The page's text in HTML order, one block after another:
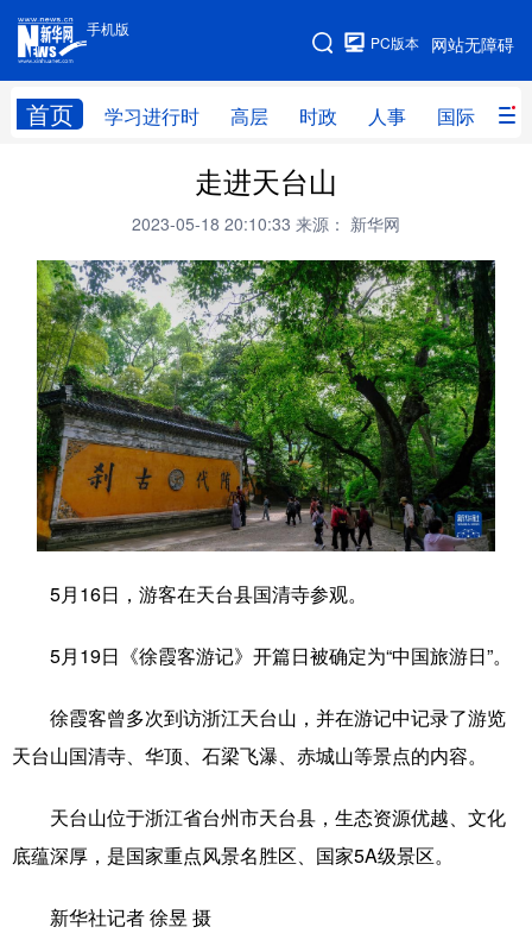
手机版
网站无障碍
PC版本
首页 学习进行时 高层 时政 人事 国际 财
手机版
网站地图
高层 时政
财经 网评
台湾 思客智库 全球连线 教育
科技 科创 量子 体育
文化 书画 健康 军事
访谈 视频 图片 政务
法律 中央文件 金融 汽车
食品 人居 信息化 数字经济
公益 一带一路 亚太网 上市公司
地方频道
北京 天津
走进天台山
2023-05-18 20:10:33 来源： 新华网
5月16日，游客在天台县国清寺参观。
5月19日《徐霞客游记》开篇日被确定为“中国旅游日”。
徐霞客曾多次到访浙江天台山，并在游记中记录了游览
天台山国清寺、华顶、石梁飞瀑、赤城山等景点的内容。
天台山位于浙江省台州市天台县，生态资源优越、文化
底蕴深厚，是国家重点风景名胜区、国家5A级景区。
新华社记者 徐昱 摄